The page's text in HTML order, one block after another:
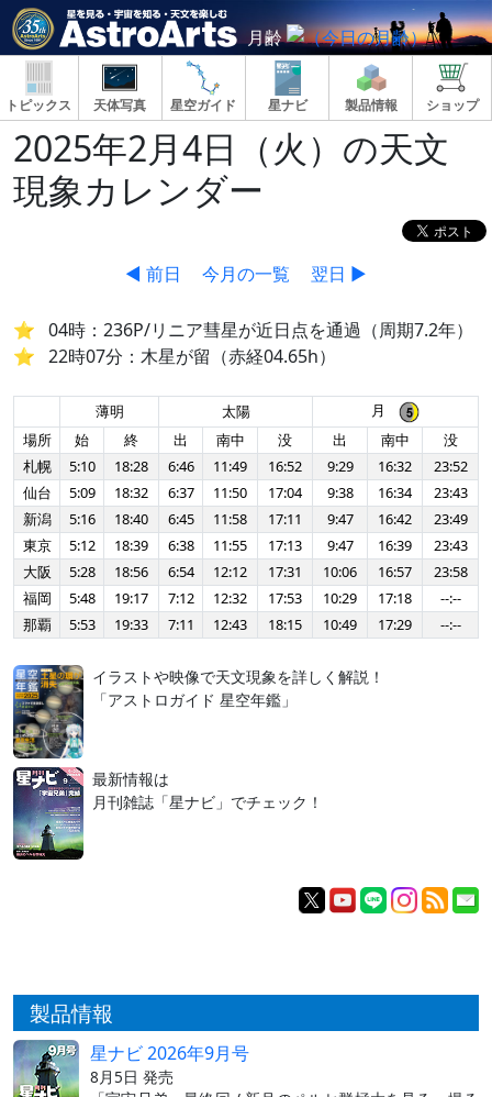
月齢
トピックス 天体写真 星空ガイド 星ナビ 製品情報 ショップ
2025年2月4日（火）の天文
現象カレンダー
◀ 前日 今月の一覧 翌日 ▶
04時：236P/リニア彗星が近日点を通過（周期7.2年）
22時07分：木星が留（赤経04.65h）
薄明 太陽
月
場所
始 終 出 南中 没 出 南中
没
札幌
5:10 18:28 6:46 11:49 16:52 9:29 16:32
23:52
仙台
5:09 18:32 6:37 11:50 17:04 9:38 16:34
23:43
新潟
5:16 18:40 6:45 11:58 17:11 9:47 16:42
23:49
東京
5:12 18:39 6:38 11:55 17:13 9:47 16:39
23:43
大阪
5:28 18:56 6:54 12:12 17:31 10:06 16:57
23:58
福岡
5:48 19:17 7:12 12:32 17:53 10:29 17:18
--:--
那覇
5:53 19:33 7:11 12:43 18:15 10:49 17:29 --:--
イラストや映像で天文現象を詳しく解説！
「アストロガイド 星空年鑑」
最新情報は
月刊雑誌「星ナビ」でチェック！
製品情報
星ナビ 2026年9月号
8月5日 発売